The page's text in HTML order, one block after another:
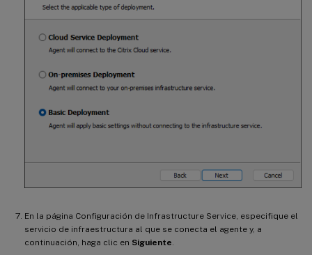
En la página Configuración de Infrastructure Service, especifique el
servicio de infraestructura al que se conecta el agente y, a
continuación, haga clic en Siguiente